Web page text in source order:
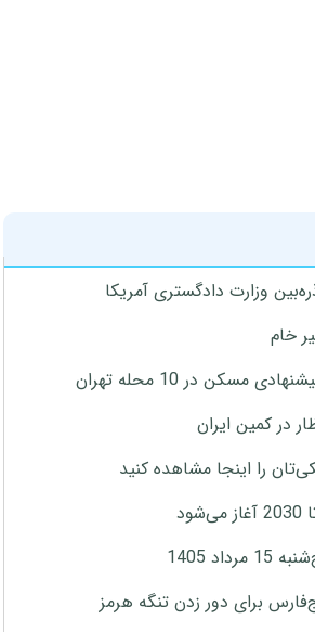
خام
مسکن در 10 محله تهران
در کمین ایران
را اینجا مشاهده کنید
1405
برای دور زدن تنگه هرمز